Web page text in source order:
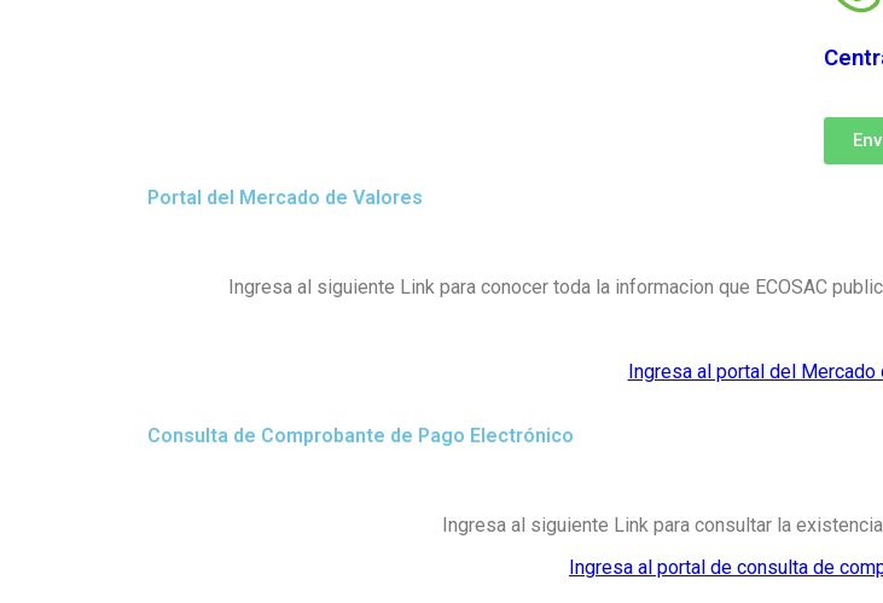
Portal del Mercado de Valores
Ingresa al siguiente Link para conocer toda la informacion que ECOSAC
Ingresa al portal del Mercado
Consulta de Comprobante de Pago Electrónico
Ingresa al siguiente Link para consultar la
Ingresa al portal de consulta de